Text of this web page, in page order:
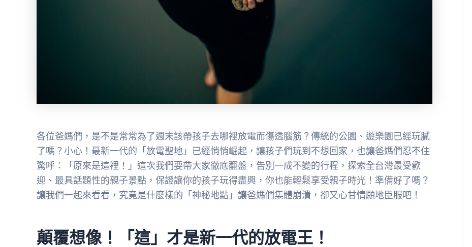
各位爸媽們，是不是常常為了週末該帶孩子去哪裡放電而傷透腦筋？傳統的公園、遊樂園已經玩膩
了嗎？小心！最新一代的「放電聖地」已經悄悄崛起，讓孩子們玩到不想回家，也讓爸媽們忍不住
驚呼：「原來是這裡！」這次我們要帶大家徹底翻盤，告別一成不變的行程，探索全台灣最受歡
迎、最具話題性的親子景點，保證讓你的孩子玩得盡興，你也能輕鬆享受親子時光！準備好了嗎？
讓我們一起來看看，究竟是什麼樣的「神秘地點」讓爸媽們集體崩潰，卻又心甘情願地臣服吧！
顛覆想像！「這」才是新一代的放電王！